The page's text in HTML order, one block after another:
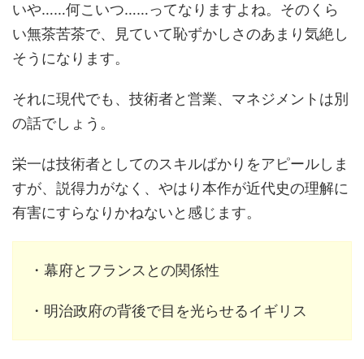
いや……何こいつ……ってなりますよね。そのくら
い無茶苦茶で、見ていて恥ずかしさのあまり気絶し
そうになります。
それに現代でも、技術者と営業、マネジメントは別
の話でしょう。
栄一は技術者としてのスキルばかりをアピールしま
すが、説得力がなく、やはり本作が近代史の理解に
有害にすらなりかねないと感じます。
・幕府とフランスとの関係性
・明治政府の背後で目を光らせるイギリス